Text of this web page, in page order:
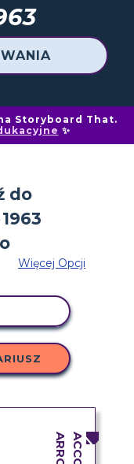
Storyboard That.
✨
Więcej Opcji